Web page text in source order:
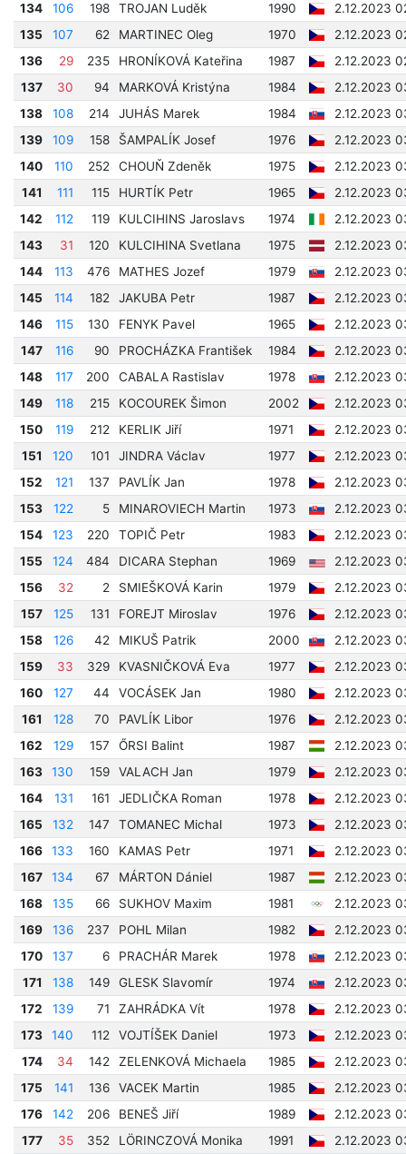
134
106 198 TROJAN Luděk 1990
2.12.2023
135
107 62 MARTINEC Oleg 1970
2.12.2023
136
29 235 HRONÍKOVÁ Kateřina 1987
2.12.2023
137
30 94 MARKOVÁ Kristýna 1984
2.12.2023
138
108 214 JUHÁS Marek 1984
2.12.2023
139
109 158 ŠAMPALÍK Josef 1976
2.12.2023
140
110 252 CHOUŇ Zdeněk 1975
2.12.2023
141
111 115 HURTÍK Petr 1965
2.12.2023
142
112 119 KULCIHINS Jaroslavs 1974
2.12.2023
143
31 120 KULCIHINA Svetlana 1975
2.12.2023
144
113 476 MATHES Jozef 1979
2.12.2023
145
114 182 JAKUBA Petr 1987
2.12.2023
146
115 130 FENYK Pavel 1965
2.12.2023
147
116 90 PROCHÁZKA František 1984
2.12.2023
148
117 200 CABALA Rastislav 1978
2.12.2023
149
118 215 KOCOUREK Šimon 2002
2.12.2023
150
119 212 KERLIK Jiří 1971
2.12.2023
151
120 101 JINDRA Václav 1977
2.12.2023
152
121 137 PAVLÍK Jan 1978
2.12.2023
153
122 5 MINAROVIECH Martin 1973
2.12.2023
154
123 220 TOPIČ Petr 1983
2.12.2023
155
124 484 DICARA Stephan 1969
2.12.2023
156
32 2 SMIEŠKOVÁ Karin 1979
2.12.2023
157
125 131 FOREJT Miroslav 1976
2.12.2023
158
126 42 MIKUŠ Patrik 2000
2.12.2023
159
33 329 KVASNIČKOVÁ Eva 1977
2.12.2023
160
127 44 VOCÁSEK Jan 1980
2.12.2023
161
128 70 PAVLÍK Libor 1976
2.12.2023
162
129 157 ŐRSI Balint 1987
2.12.2023
163
130 159 VALACH Jan 1979
2.12.2023
164
131 161 JEDLIČKA Roman 1978
2.12.2023
165
132 147 TOMANEC Michal 1973
2.12.2023
166
133 160 KAMAS Petr 1971
2.12.2023
167
134 67 MÁRTON Dániel 1987
2.12.2023
168
135 66 SUKHOV Maxim 1981
2.12.2023
169
136 237 POHL Milan 1982
2.12.2023
170
137 6 PRACHÁR Marek 1978
2.12.2023
171
138 149 GLESK Slavomír 1974
2.12.2023
172
139 71 ZAHRÁDKA Vít 1978
2.12.2023
173
140 112 VOJTÍŠEK Daniel 1973
2.12.2023
174
34 142 ZELENKOVÁ Michaela 1985
2.12.2023
175
141 136 VACEK Martin 1985
2.12.2023
176
142 206 BENEŠ Jiří 1989
2.12.2023
177
35 352 LÖRINCZOVÁ Monika 1991 2.12.2023